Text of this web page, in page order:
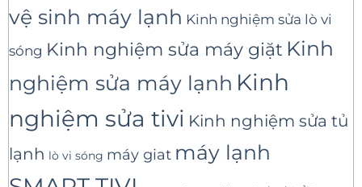
vệ sinh máy lạnh Kinh nghiệm sửa lò vi
sóng Kinh nghiệm sửa máy giặt Kinh
nghiệm sửa máy lạnh Kinh
nghiệm sửa tivi Kinh nghiệm sửa tủ
lạnh lò vi sóng máy giat máy lạnh